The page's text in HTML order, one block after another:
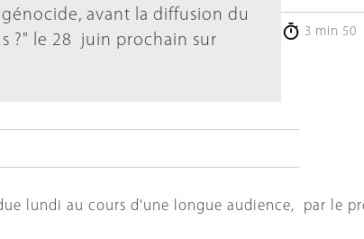
avant la diffusion du
?" le 28 juin prochain sur
3 min 50
lundi au cours d'une longue audience, par le